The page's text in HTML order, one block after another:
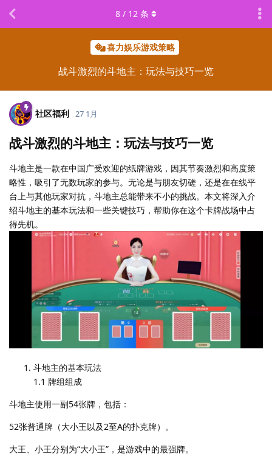
喜力娱乐游戏策略
战斗激烈的斗地主：玩法与技巧一览
8 / 12 条
社区福利 27 1月
战斗激烈的斗地主：玩法与技巧一览
斗地主是一款在中国广受欢迎的纸牌游戏，因其节奏激烈和高度策
略性，吸引了无数玩家的参与。无论是与朋友切磋，还是在在线平
台上与其他玩家对抗，斗地主总能带来不小的挑战。本文将深入介
绍斗地主的基本玩法和一些关键技巧，帮助你在这个卡牌战场中占
得先机。
斗地主的基本玩法
1.1 牌组组成
斗地主使用一副54张牌，包括：
52张普通牌（大小王以及2至A的扑克牌）。
大王、小王分别为“大小王”，是游戏中的最强牌。